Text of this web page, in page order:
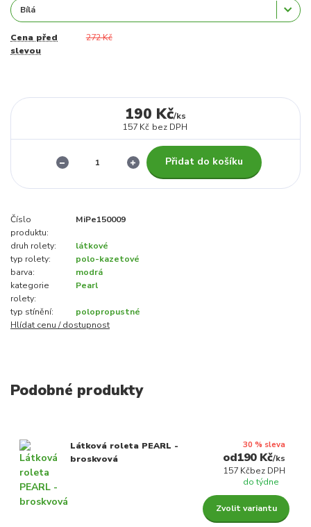
Cena před
slevou
272 Kč
190 Kč/ks
157 Kč bez DPH
Přidat do košíku
Číslo
produktu:
MiPe150009
druh rolety:
látkové
typ rolety:
polo-kazetové
barva:
modrá
kategorie
rolety:
Pearl
typ stínění:
polopropustné
Hlídat cenu / dostupnost
Podobné produkty
Látková roleta PEARL -
broskvová
30 % sleva
190 Kč/ks
157 Kčbez DPH
do týdne
Zvolit variantu